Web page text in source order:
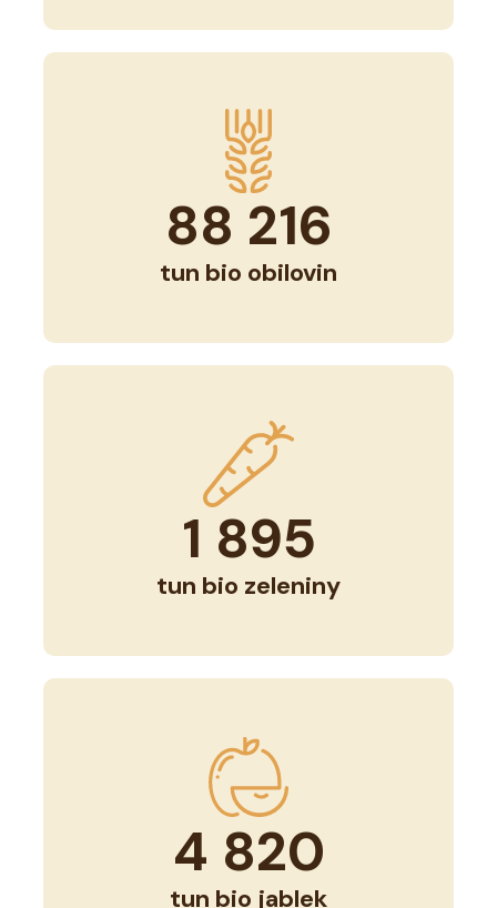
88 216
tun bio obilovin
1 895
tun bio zeleniny
4 820
tun bio jablek